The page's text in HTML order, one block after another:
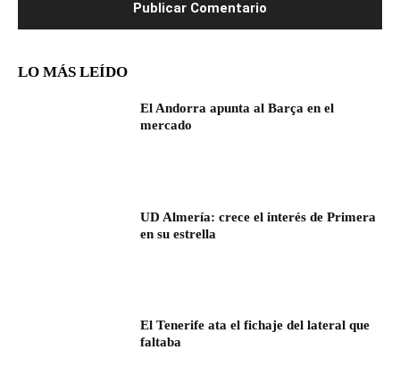
LO MÁS LEÍDO
El Andorra apunta al Barça en el
mercado
UD Almería: crece el interés de Primera
en su estrella
El Tenerife ata el fichaje del lateral que
faltaba